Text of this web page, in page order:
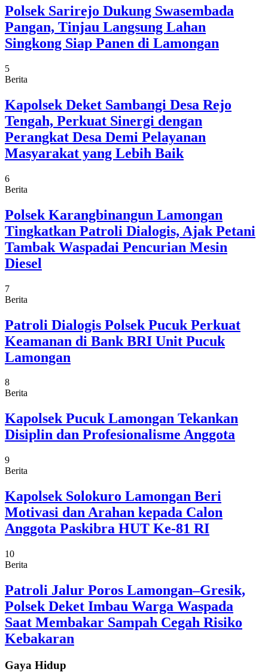
Polsek Sarirejo Dukung Swasembada
Pangan, Tinjau Langsung Lahan
Singkong Siap Panen di Lamongan
5
Berita
Kapolsek Deket Sambangi Desa Rejo
Tengah, Perkuat Sinergi dengan
Perangkat Desa Demi Pelayanan
Masyarakat yang Lebih Baik
6
Berita
Polsek Karangbinangun Lamongan
Tingkatkan Patroli Dialogis, Ajak Petani
Tambak Waspadai Pencurian Mesin
Diesel
7
Berita
Patroli Dialogis Polsek Pucuk Perkuat
Keamanan di Bank BRI Unit Pucuk
Lamongan
8
Berita
Kapolsek Pucuk Lamongan Tekankan
Disiplin dan Profesionalisme Anggota
9
Berita
Kapolsek Solokuro Lamongan Beri
Motivasi dan Arahan kepada Calon
Anggota Paskibra HUT Ke-81 RI
10
Berita
Patroli Jalur Poros Lamongan–Gresik,
Polsek Deket Imbau Warga Waspada
Saat Membakar Sampah Cegah Risiko
Kebakaran
Gaya Hidup